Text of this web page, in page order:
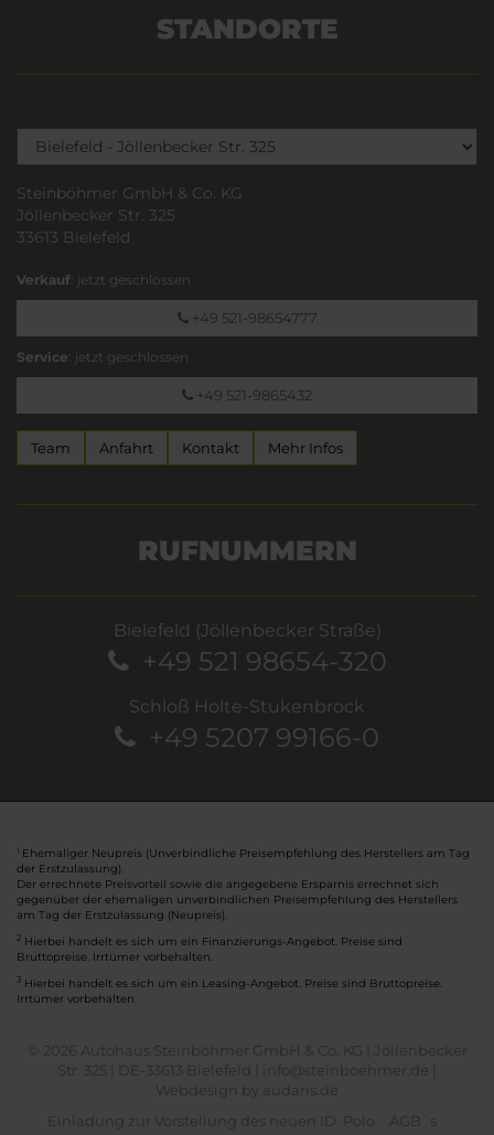
STANDORTE
Steinböhmer GmbH & Co. KG
Jöllenbecker Str. 325
33613 Bielefeld
Verkauf: jetzt geschlossen
+49 521-98654777
Service: jetzt geschlossen
+49 521-9865432
Team Anfahrt Kontakt Mehr Infos
RUFNUMMERN
Bielefeld (Jöllenbecker Straße)
+49 521 98654-320
Schloß Holte-Stukenbrock
+49 5207 99166-0
Ehemaliger Neupreis (Unverbindliche Preisempfehlung des Herstellers am Tag
der Erstzulassung).
Der errechnete Preisvorteil sowie die angegebene Ersparnis errechnet sich
gegenüber der ehemaligen unverbindlichen Preisempfehlung des Herstellers
am Tag der Erstzulassung (Neupreis).
2 Hierbei handelt es sich um ein Finanzierungs-Angebot. Preise sind
Bruttopreise. Irrtümer vorbehalten.
3 Hierbei handelt es sich um ein Leasing-Angebot. Preise sind Bruttopreise.
Irrtümer vorbehalten.
© 2026 Autohaus Steinböhmer GmbH & Co. KG | Jöllenbecker
Str. 325 | DE-33613 Bielefeld | info@steinboehmer.de |
Webdesign by audaris.de
Einladung zur Vorstellung des neuen ID. Polo
AGB´s